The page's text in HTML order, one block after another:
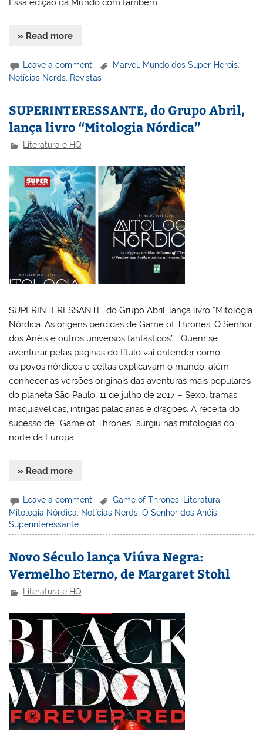
Essa edição da Mundo com também
» Read more
Leave a comment Marvel Mundo dos Super-Heróis
Notícias Nerds Revistas
SUPERINTERESSANTE, do Grupo Abril,
lança livro “Mitologia Nórdica”
Literatura e HQ
SUPERINTERESSANTE, do Grupo Abril, lança livro “Mitologia
Nórdica: As origens perdidas de Game of Thrones, O Senhor
dos Anéis e outros universos fantásticos” Quem se
aventurar pelas páginas do título vai entender como
os povos nórdicos e celtas explicavam o mundo, além
conhecer as versões originais das aventuras mais populares
do planeta São Paulo, 11 de julho de 2017 – Sexo, tramas
maquiavélicas, intrigas palacianas e dragões. A receita do
sucesso de “Game of Thrones” surgiu nas mitologias do
norte da Europa.
» Read more
Leave a comment Game of Thrones, Literatura,
Mitologia Nórdica
Notícias Nerds ,O Senhor dos Anéis
Superinteressante
Novo Século lança Viúva Negra:
Vermelho Eterno, de Margaret Stohl
Literatura e HQ